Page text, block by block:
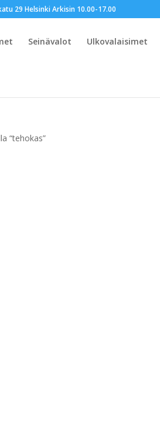
29 Helsinki Arkisin 10.00-17.00
Seinävalot Ulkovalaisimet
“tehokas”